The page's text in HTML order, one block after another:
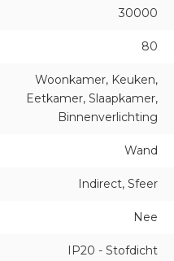
30000
80
Woonkamer, Keuken,
Eetkamer, Slaapkamer,
Binnenverlichting
Wand
Indirect, Sfeer
Nee
IP20 - Stofdicht